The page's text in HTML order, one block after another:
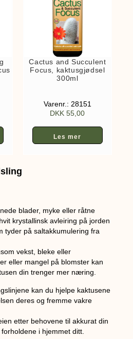
Cactus and Succulent
Focus, kaktusgjødsel
300ml
Varenr.: 28151
DKK 55,00
Les mer
blader, myke eller råtne
krystallinsk avleiring på jorden
tyder på saltakkumulering fra
vekst, bleke eller
eller mangel på blomster kan
din trenger mer næring.
kan du hjelpe kaktusene
deres og fremme vakre
etter behovene til akkurat din
i hjemmet ditt.